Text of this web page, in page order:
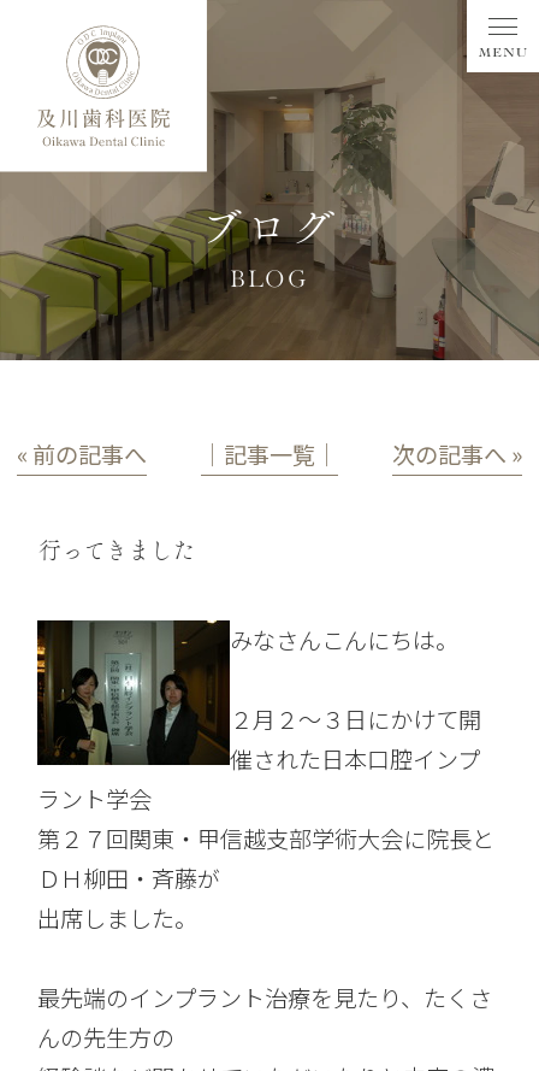
ブログ
BLOG
« 前の記事へ │記事一覧│ 次の記事へ »
行ってきました
みなさんこんにちは。
２月２～３日にかけて開
催された日本口腔インプ
ラント学会
第２７回関東・甲信越支部学術大会に院長と
ＤＨ柳田・斉藤が
出席しました。
最先端のインプラント治療を見たり、たくさ
んの先生方の